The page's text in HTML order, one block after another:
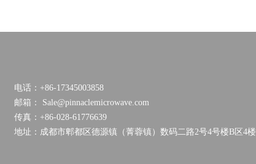
电话：+86-17345003858
邮箱： Sale@pinnaclemicrowave.com
传真：+86-028-61776639
地址：成都市郫都区德源镇（菁蓉镇）数码二路2号4号楼B区4楼